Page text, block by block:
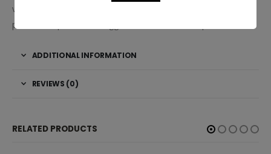
venduto prima. Non include l’astuccio originale e può
presentare piccoli danneggiamenti dovuti al tempo.
ADDITIONAL INFORMATION
REVIEWS (0)
RELATED PRODUCTS